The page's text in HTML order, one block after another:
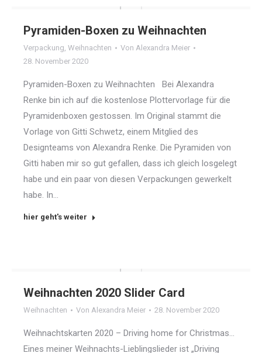
Pyramiden-Boxen zu Weihnachten
Verpackung, Weihnachten Von Alexandra Meier
28. November 2020
Pyramiden-Boxen zu Weihnachten Bei Alexandra
Renke bin ich auf die kostenlose Plottervorlage für die
Pyramidenboxen gestossen. Im Original stammt die
Vorlage von Gitti Schwetz, einem Mitglied des
Designteams von Alexandra Renke. Die Pyramiden von
Gitti haben mir so gut gefallen, dass ich gleich losgelegt
habe und ein paar von diesen Verpackungen gewerkelt
habe. In…
hier geht's weiter
Weihnachten 2020 Slider Card
Weihnachten Von Alexandra Meier 28. November 2020
Weihnachtskarten 2020 – Driving home for Christmas…
Eines meiner Weihnachts-Lieblingslieder ist „Driving